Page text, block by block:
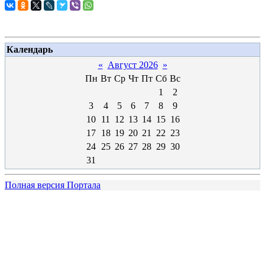
Календарь
« Август 2026 »
Пн Вт Ср Чт Пт Сб Вс
1
2
3
4 5 6 7 8
9
10 11 12 13 14 15 16
17 18 19 20 21 22 23
24 25 26 27 28 29 30
31
Полная версия Портала